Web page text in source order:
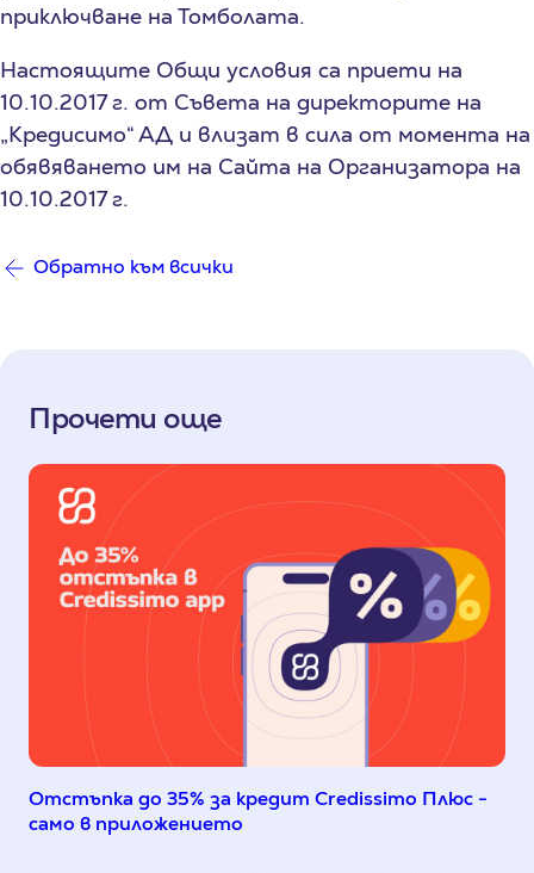
приключване на Томболата.
Настоящите Общи условия са приети на
10.10.2017 г. от Съвета на директорите на
„Кредисимо“ АД и влизат в сила от момента на
обявяването им на Сайта на Организатора на
10.10.2017 г.
Обратно към всички
Прочети още
Отстъпка до 35% за кредит Credissimo Плюс -
само в приложението